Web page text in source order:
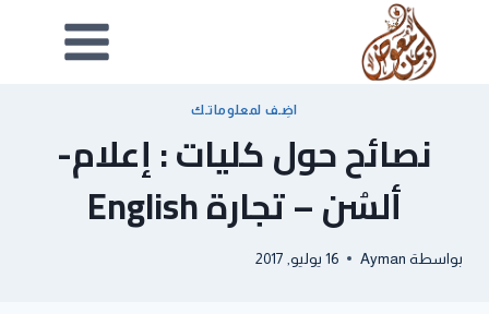
اضِـف لمعلوماتـك
نصائح حول كليات : إعلام-
ألسُن – تجارة English
بواسطة Ayman 16 يوليو, 2017